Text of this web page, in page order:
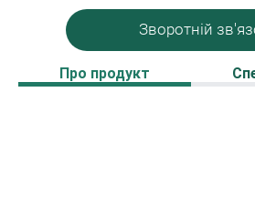
Зворотній
Про продукт